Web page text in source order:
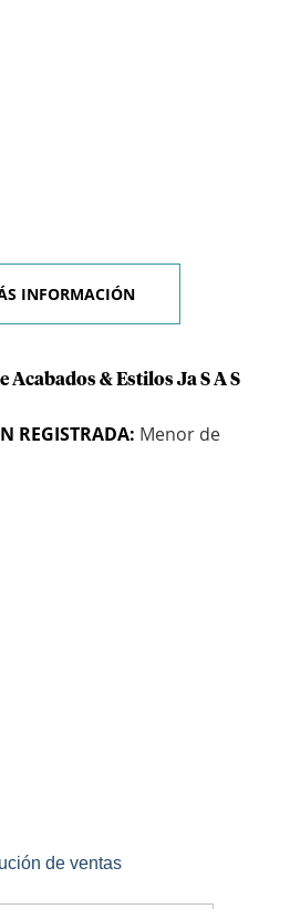
INFORMACIÓN
Acabados & Estilos Ja S A S
REGISTRADA: Menor de
de ventas